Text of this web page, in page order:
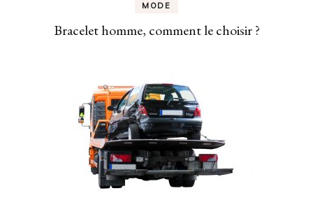
MODE
Bracelet homme, comment le choisir ?